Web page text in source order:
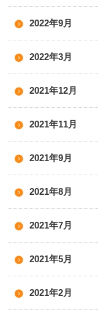
2022年9月
2022年3月
2021年12月
2021年11月
2021年9月
2021年8月
2021年7月
2021年5月
2021年2月